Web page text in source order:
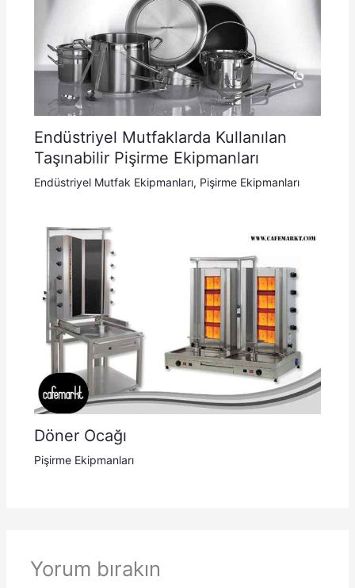
Endüstriyel Mutfaklarda Kullanılan
Taşınabilir Pişirme Ekipmanları
Endüstriyel Mutfak Ekipmanları, Pişirme Ekipmanları
Döner Ocağı
Pişirme Ekipmanları
Yorum bırakın